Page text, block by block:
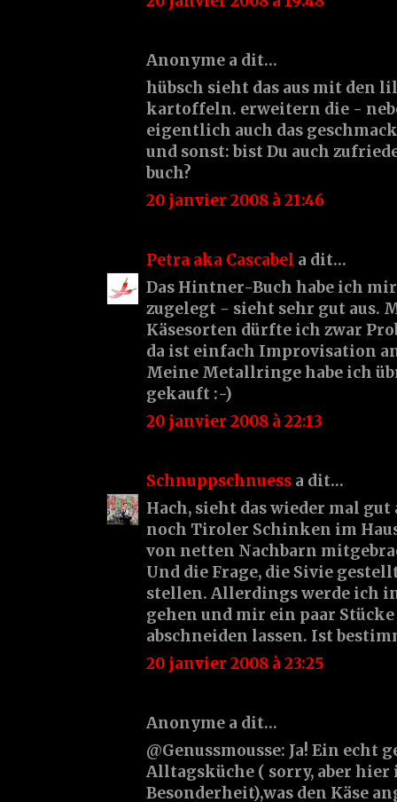
Anonyme a dit…
hübsch sieht das aus mit den
kartoffeln. erweitern die -
eigentlich auch das
und sonst: bist Du auch
buch?
20 janvier 2008 à 21:46
Petra aka Cascabel a dit…
Das Hintner-Buch habe ich
zugelegt - sieht sehr gut aus.
Käsesorten dürfte ich zwar
da ist einfach Improvisation
Meine Metallringe habe ich
gekauft :-)
20 janvier 2008 à 22:13
Schnuppschnuess a dit…
Hach, sieht das wieder mal gut
noch Tiroler Schinken im
von netten Nachbarn
Und die Frage, die Sivie
stellen. Allerdings werde ich
gehen und mir ein paar
abschneiden lassen. Ist
20 janvier 2008 à 23:25
Anonyme a dit…
@Genussmousse: Ja! Ein echt
Alltagsküche ( sorry, aber
Besonderheit),was den Käse